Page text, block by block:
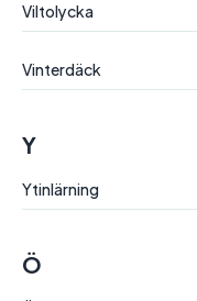
Viltolycka
Vinterdäck
Y
Ytinlärning
Ö